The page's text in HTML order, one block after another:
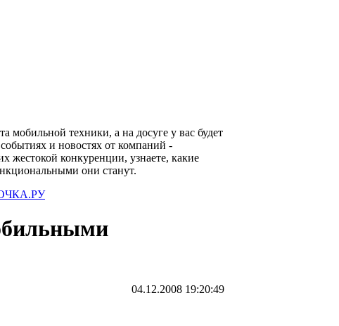
техники, а на досуге у вас будет
и новостях от компаний -
жестокой конкуренции, узнаете, какие
они станут.
04.12.2008 19:20:49